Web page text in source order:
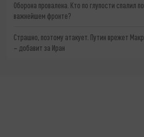
Оборона провалена. Кто по глупости спалил
важнейшем фронте?
Страшно, поэтому атакует. Путин врежет
– добавит за Иран